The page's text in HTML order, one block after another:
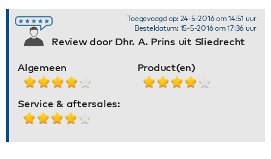
Review door Dhr. A. Prins uit Sliedrecht
Toegevoegd op: 24-5-2016 om 14:51 uur
Besteldatum: 15-5-2016 om 17:36 uur
Algemeen Product(en)
Service & aftersales: